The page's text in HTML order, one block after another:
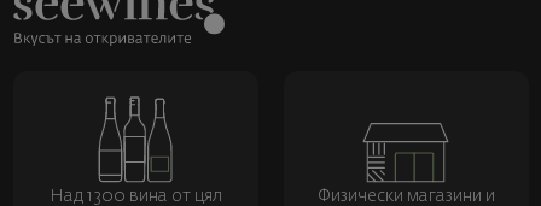
Над 1300 вина от цял
Физически магазини и